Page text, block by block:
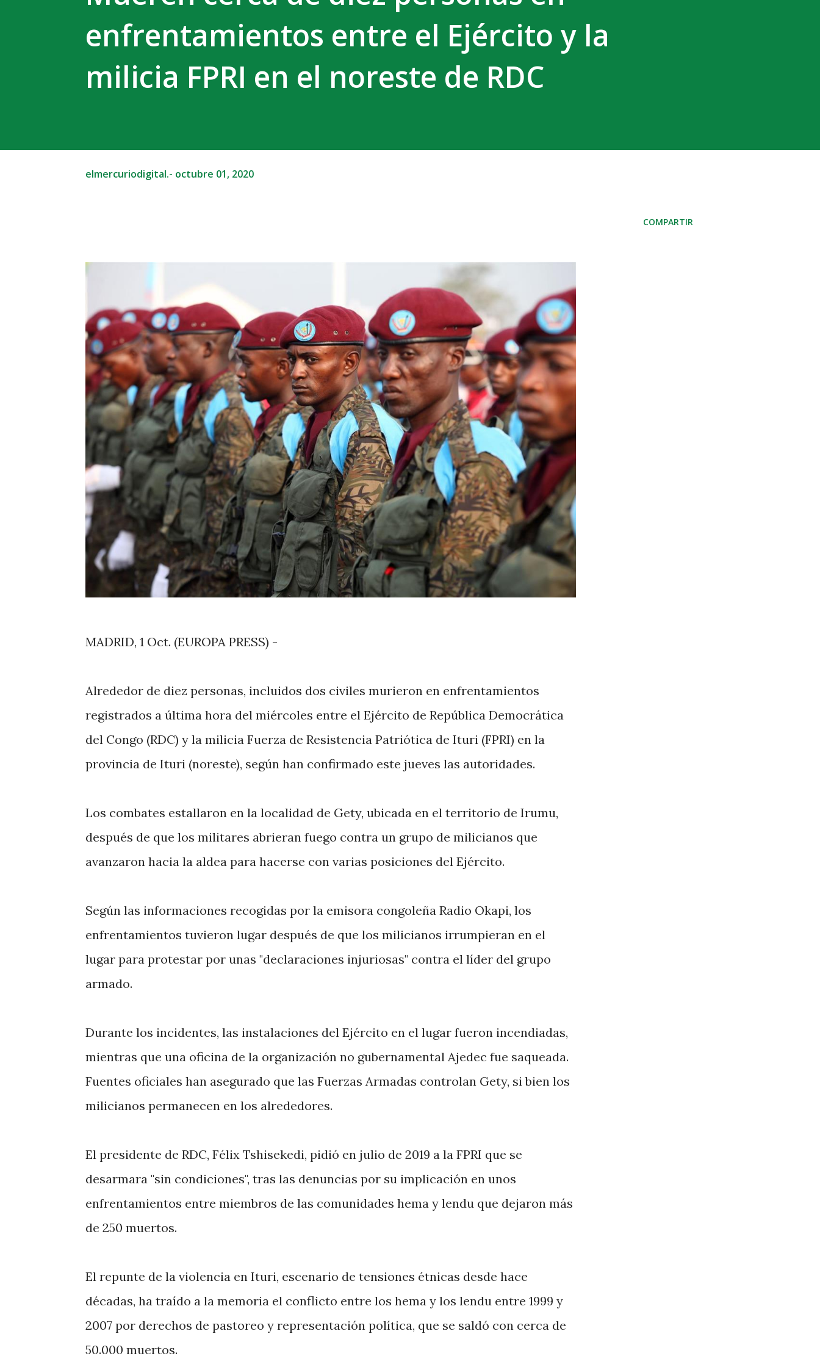
enfrentamientos entre el Ejército y la
milicia FPRI en el noreste de RDC
elmercuriodigital.- octubre 01, 2020
MADRID, 1 Oct. (EUROPA PRESS) -
Alrededor de diez personas, incluidos dos civiles murieron en enfrentamientos
registrados a última hora del miércoles entre el Ejército de República Democrática
del Congo (RDC) y la milicia Fuerza de Resistencia Patriótica de Ituri (FPRI) en la
provincia de Ituri (noreste), según han confirmado este jueves las autoridades.
Los combates estallaron en la localidad de Gety, ubicada en el territorio de Irumu,
después de que los militares abrieran fuego contra un grupo de milicianos que
avanzaron hacia la aldea para hacerse con varias posiciones del Ejército.
Según las informaciones recogidas por la emisora congoleña Radio Okapi, los
enfrentamientos tuvieron lugar después de que los milicianos irrumpieran en el
lugar para protestar por unas "declaraciones injuriosas" contra el líder del grupo
armado.
Durante los incidentes, las instalaciones del Ejército en el lugar fueron incendiadas,
mientras que una oficina de la organización no gubernamental Ajedec fue saqueada.
Fuentes oficiales han asegurado que las Fuerzas Armadas controlan Gety, si bien los
milicianos permanecen en los alrededores.
El presidente de RDC, Félix Tshisekedi, pidió en julio de 2019 a la FPRI que se
desarmara "sin condiciones", tras las denuncias por su implicación en unos
enfrentamientos entre miembros de las comunidades hema y lendu que dejaron más
de 250 muertos.
El repunte de la violencia en Ituri, escenario de tensiones étnicas desde hace
décadas, ha traído a la memoria el conflicto entre los hema y los lendu entre 1999 y
2007 por derechos de pastoreo y representación política, que se saldó con cerca de
50.000 muertos.
COMPARTIR